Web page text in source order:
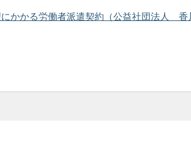
かかる労働者派遣契約（公益社団法人 香